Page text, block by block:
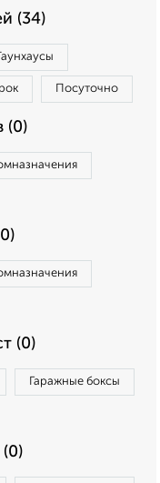
(34)
Посуточно
(0)
(0)
Гаражные боксы